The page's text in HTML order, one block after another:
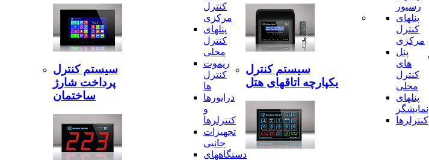
سیستم کنترل
پرداخت شارژ
ساختمان
کنترل
مرکزی
پنلهای
کنترل
محلی
ریموت
کنترل
ها
درایورها
و
کنترلرها
تجهیزات
جانبی
دستگاههای
سیستم کنترل
یکپارچه اتاقهای هتل
رسیور
پنلهای
کنترل
مرکزی
پنل
های
کنترل
محلی
پنلهای
نمایشگر
کنترلرها